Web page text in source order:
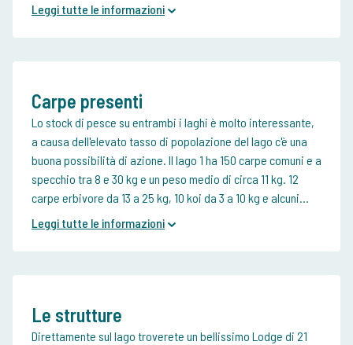
Leggi tutte le informazioni
Carpe presenti
Lo stock di pesce su entrambi i laghi è molto interessante,
a causa dell'elevato tasso di popolazione del lago c'è una
buona possibilità di azione. Il lago 1 ha 150 carpe comuni e a
specchio tra 8 e 30 kg e un peso medio di circa 11 kg. 12
carpe erbivore da 13 a 25 kg, 10 koi da 3 a 10 kg e alcuni...
Leggi tutte le informazioni
Le strutture
Direttamente sul lago troverete un bellissimo Lodge di 21